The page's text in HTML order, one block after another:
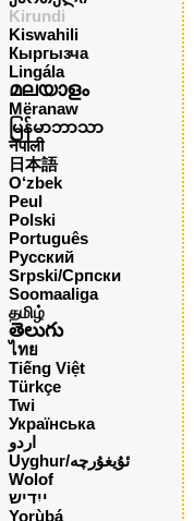
Kirundi
Kiswahili
Кыргызча
Lingála
മലയാളം
Mëranaw
မြန်မာဘာသာ
नेपाली
日本語
O‘zbek
Peul
Polski
Português
Русский
Srpski/Српски
Soomaaliga
தமிழ்
తెలుగు
ไทย
Tiếng Việt
Türkçe
Twi
Українська
اردو
Uyghur/ئۇيغۇرچه
Wolof
ייִדיש
Yorùbá